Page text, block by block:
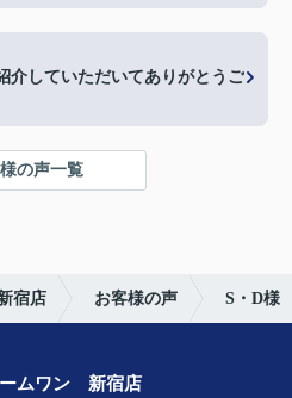
介していただいてありがとうご
の声一覧
宿店 お客様の声 S・D様
ムワン 新宿店